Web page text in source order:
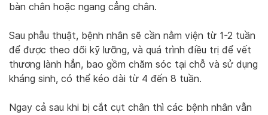
bàn chân hoặc ngang cẳng chân.
Sau phẫu thuật, bệnh nhân sẽ cần nằm viện từ 1-2 tuần
để được theo dõi kỹ lưỡng, và quá trình điều trị để vết
thương lành hẳn, bao gồm chăm sóc tại chỗ và sử dụng
kháng sinh, có thể kéo dài từ 4 đến 8 tuần.
Ngay cả sau khi bị cắt cụt chân thì các bệnh nhân vẫn